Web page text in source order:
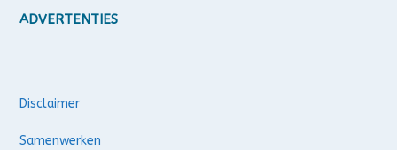
ADVERTENTIES
Disclaimer
Samenwerken